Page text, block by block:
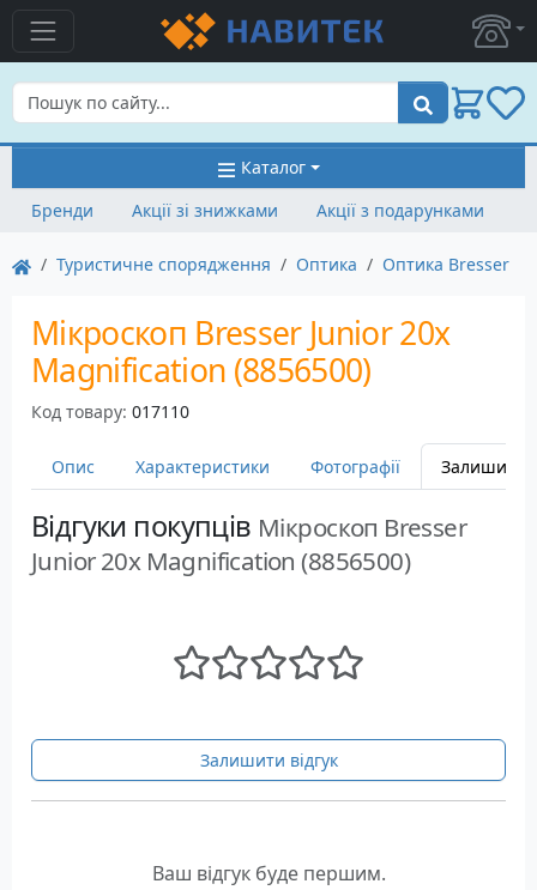
Пошук
Каталог
Бренди
Акції зі знижками Акції з подарунками
Туристичне спорядження Оптика Оптика Bresser
Мікроскоп Bresser Junior 20x
Magnification (8856500)
Код товару: 017110
Опис Характеристики Фотографії Залишити
Відгуки покупців Мікроскоп Bresser
Junior 20x Magnification (8856500)
Залишити відгук
Ваш відгук буде першим.